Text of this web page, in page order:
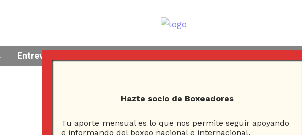
Entrevistas
Hazte socio de Boxeadores
Tu aporte mensual es lo que nos permite seguir apoyando
e informando del boxeo nacional e internacional.